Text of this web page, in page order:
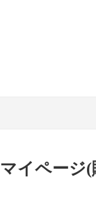
マイページ(